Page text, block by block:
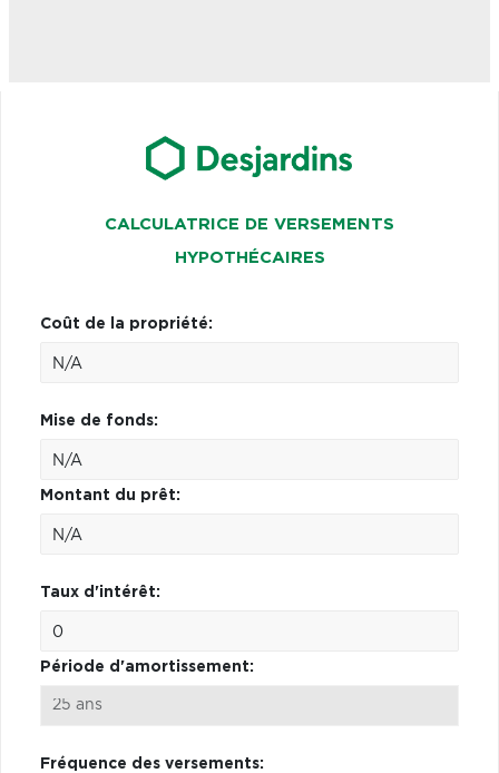
CALCULATRICE DE VERSEMENTS
HYPOTHÉCAIRES
Coût de la propriété:
Mise de fonds:
Montant du prêt:
Taux d'intérêt:
Période d'amortissement:
Fréquence des versements: